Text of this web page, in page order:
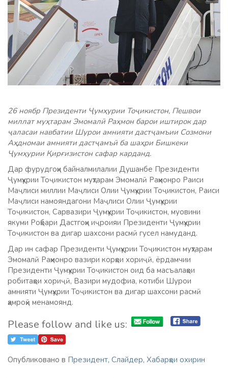
26 ноябр Президенти Ҷумҳурии Тоҷикистон, Пешвои
миллат муҳтарам Эмомалӣ Раҳмон барои иштирок дар
ҷаласаи навбатии Шурои амнияти дастҷамъии Созмони
Аҳдномаи амнияти дастҷамъӣ ба шаҳри Бишкеки
Ҷумҳурии Қирғизистон сафар карданд.
Дар фурудгоҳи байналмилалии Душанбе Президенти
Ҷумҳурии Тоҷикистон муҳтарам Эмомалӣ Раҳмонро Раиси
Маҷлиси миллии Маҷлиси Олии Ҷумҳурии Тоҷикистон, Раиси
Маҷлиси намояндагони Маҷлиси Олии Ҷумҳурии
Тоҷикистон, Сарвазири Ҷумҳурии Тоҷикистон, муовини
якуми Роҳбари Дастгоҳи иҷроияи Президенти Ҷумҳурии
Тоҷикистон ва дигар шахсони расмӣ гусел намуданд.
Дар ин сафар Президенти Ҷумҳурии Тоҷикистон муҳтарам
Эмомалӣ Раҳмонро вазири корҳои хориҷӣ, ёрдамчии
Президенти Ҷумҳурии Тоҷикистон оид ба масъалаҳои
робитаҳои хориҷӣ, Вазири мудофиа, котиби Шурои
амнияти Ҷумҳурии Тоҷикистон ва дигар шахсони расмӣ
ҳамроҳӣ менамоянд.
Please follow and like us:
Опубликовано в Президент, Слайдер, Хабарҳои охирин